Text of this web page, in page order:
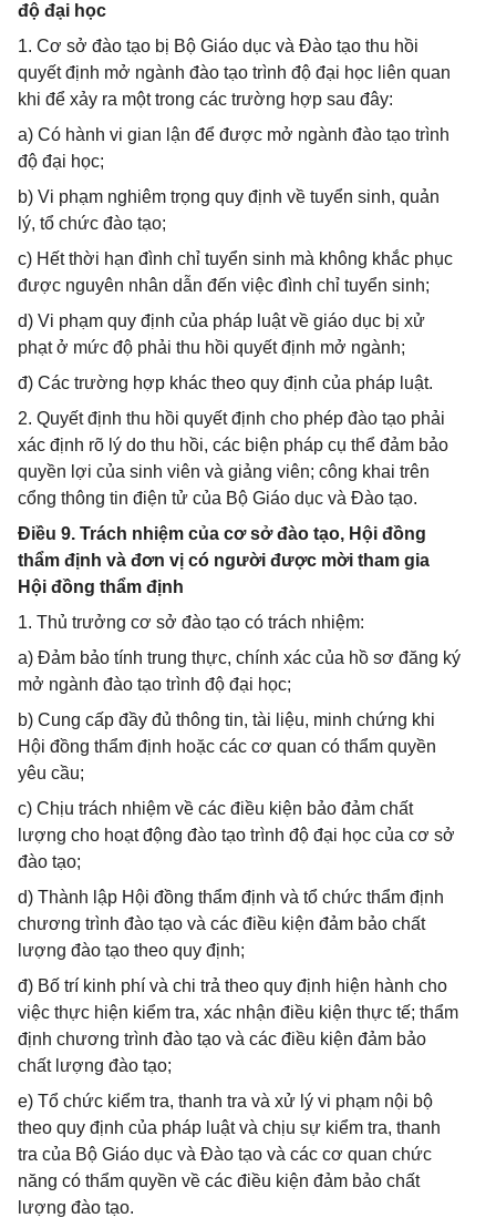
độ đại học
1. Cơ sở đào tạo bị Bộ Giáo dục và Đào tạo thu hồi
quyết định mở ngành đào tạo trình độ đại học liên quan
khi để xảy ra một trong các trường hợp sau đây:
a) Có hành vi gian lận để được mở ngành đào tạo trình
độ đại học;
b) Vi phạm nghiêm trọng quy định về tuyển sinh, quản
lý, tổ chức đào tạo;
c) Hết thời hạn đình chỉ tuyển sinh mà không khắc phục
được nguyên nhân dẫn đến việc đình chỉ tuyển sinh;
d) Vi phạm quy định của pháp luật về giáo dục bị xử
phạt ở mức độ phải thu hồi quyết định mở ngành;
đ) Các trường hợp khác theo quy định của pháp luật.
2. Quyết định thu hồi quyết định cho phép đào tạo phải
xác định rõ lý do thu hồi, các biện pháp cụ thể đảm bảo
quyền lợi của sinh viên và giảng viên; công khai trên
cổng thông tin điện tử của Bộ Giáo dục và Đào tạo.
Điều 9. Trách nhiệm của cơ sở đào tạo, Hội đồng
thẩm định và đơn vị có người được mời tham gia
Hội đồng thẩm định
1. Thủ trưởng cơ sở đào tạo có trách nhiệm:
a) Đảm bảo tính trung thực, chính xác của hồ sơ đăng ký
mở ngành đào tạo trình độ đại học;
b) Cung cấp đầy đủ thông tin, tài liệu, minh chứng khi
Hội đồng thẩm định hoặc các cơ quan có thẩm quyền
yêu cầu;
c) Chịu trách nhiệm về các điều kiện bảo đảm chất
lượng cho hoạt động đào tạo trình độ đại học của cơ sở
đào tạo;
d) Thành lập Hội đồng thẩm định và tổ chức thẩm định
chương trình đào tạo và các điều kiện đảm bảo chất
lượng đào tạo theo quy định;
đ) Bố trí kinh phí và chi trả theo quy định hiện hành cho
việc thực hiện kiểm tra, xác nhận điều kiện thực tế; thẩm
định chương trình đào tạo và các điều kiện đảm bảo
chất lượng đào tạo;
e) Tổ chức kiểm tra, thanh tra và xử lý vi phạm nội bộ
theo quy định của pháp luật và chịu sự kiểm tra, thanh
tra của Bộ Giáo dục và Đào tạo và các cơ quan chức
năng có thẩm quyền về các điều kiện đảm bảo chất
lượng đào tạo.